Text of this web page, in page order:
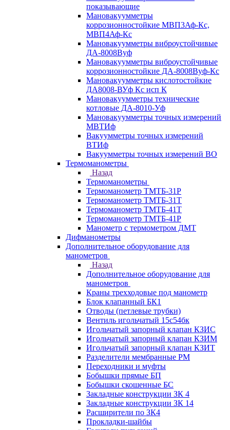
показывающие
Мановакуумметры
коррозионностойкие МВП3Аф-Кс,
МВП4Аф-Кс
Мановакуумметры виброустойчивые
ДА-8008Вуф
Мановакуумметры виброустойчивые
коррозионностойкие ДА-8008Вуф-Кс
Мановакуумметры кислотостойкие
ДА8008-ВУф Кс исп К
Мановакуумметры технические
котловые ДА-8010-Уф
Мановакуумметры точных измерений
МВТИф
Вакуумметры точных измерений
ВТИф
Вакуумметры точных измерений ВО
Термоманометры
Назад
Термоманометры
Термоманометр ТМТБ-31Р
Термоманометр ТМТБ-31Т
Термоманометр ТМТБ-41Т
Термоманометр ТМТБ-41Р
Манометр с термометром ДМТ
Дифманометры
Дополнительное оборудование для
манометров
Назад
Дополнительное оборудование для
манометров
Краны трехходовые под манометр
Блок клапанный БК1
Отводы (петлевые трубки)
Вентиль игольчатый 15с54бк
Игольчатый запорный клапан КЗИС
Игольчатый запорный клапан КЗИМ
Игольчатый запорный клапан КЗИТ
Разделители мембранные РМ
Переходники и муфты
Бобышки прямые БП
Бобышки скошенные БС
Закладные конструкции ЗК 4
Закладные конструкции ЗК 14
Расширители по ЗК4
Прокладки-шайбы